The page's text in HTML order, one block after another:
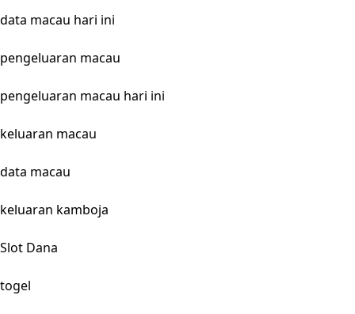
data macau hari ini
pengeluaran macau
pengeluaran macau hari ini
keluaran macau
data macau
keluaran kamboja
Slot Dana
togel